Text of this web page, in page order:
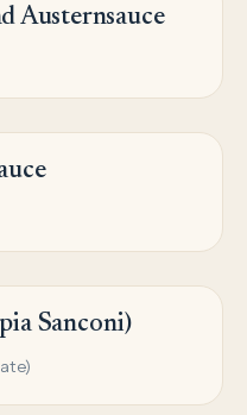
Austernsauce
Sanconi)